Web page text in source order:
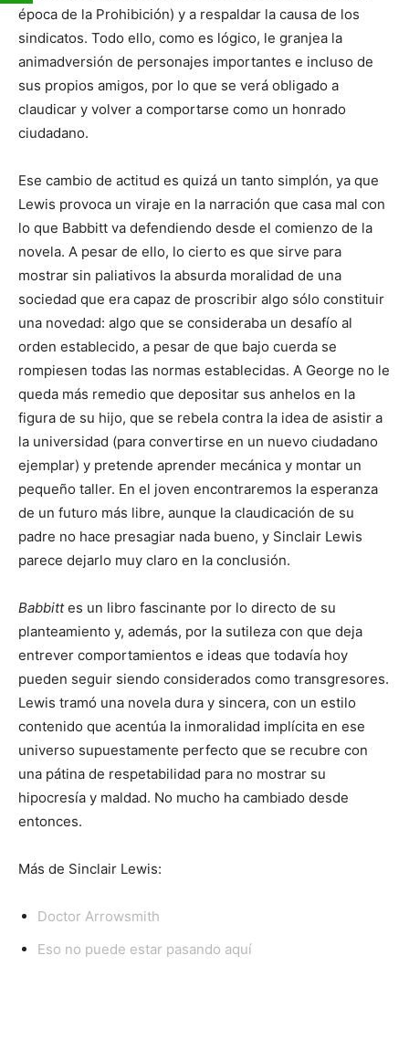
época de la Prohibición) y a respaldar la causa de los
sindicatos. Todo ello, como es lógico, le granjea la
animadversión de personajes importantes e incluso de
sus propios amigos, por lo que se verá obligado a
claudicar y volver a comportarse como un honrado
ciudadano.
Ese cambio de actitud es quizá un tanto simplón, ya que
Lewis provoca un viraje en la narración que casa mal con
lo que Babbitt va defendiendo desde el comienzo de la
novela. A pesar de ello, lo cierto es que sirve para
mostrar sin paliativos la absurda moralidad de una
sociedad que era capaz de proscribir algo sólo constituir
una novedad: algo que se consideraba un desafío al
orden establecido, a pesar de que bajo cuerda se
rompiesen todas las normas establecidas. A George no le
queda más remedio que depositar sus anhelos en la
figura de su hijo, que se rebela contra la idea de asistir a
la universidad (para convertirse en un nuevo ciudadano
ejemplar) y pretende aprender mecánica y montar un
pequeño taller. En el joven encontraremos la esperanza
de un futuro más libre, aunque la claudicación de su
padre no hace presagiar nada bueno, y Sinclair Lewis
parece dejarlo muy claro en la conclusión.
Babbittes un libro fascinante por lo directo de su
planteamiento y, además, por la sutileza con que deja
entrever comportamientos e ideas que todavía hoy
pueden seguir siendo considerados como transgresores.
Lewis tramó una novela dura y sincera, con un estilo
contenido que acentúa la inmoralidad implícita en ese
universo supuestamente perfecto que se recubre con
una pátina de respetabilidad para no mostrar su
hipocresía y maldad. No mucho ha cambiado desde
entonces.
Más de Sinclair Lewis:
Doctor Arrowsmith
Eso no puede estar pasando aquí